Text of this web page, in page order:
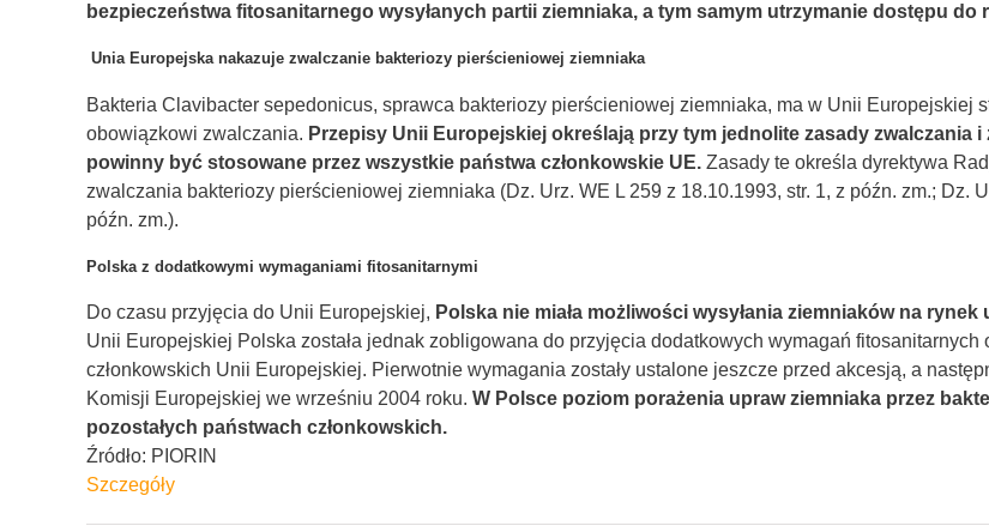
bezpieczeństwa fitosanitarnego wysyłanych partii ziemniaka, a tym samym utrzymanie dostępu do
Unia Europejska nakazuje zwalczanie bakteriozy pierścieniowej ziemniaka
Bakteria Clavibacter sepedonicus, sprawca bakteriozy pierścieniowej ziemniaka, ma w Unii Europejskiej
obowiązkowi zwalczania. Przepisy Unii Europejskiej określają przy tym jednolite zasady zwalczania
powinny być stosowane przez wszystkie państwa członkowskie UE. Zasady te określa dyrektywa
zwalczania bakteriozy pierścieniowej ziemniaka (Dz. Urz. WE L 259 z 18.10.1993, str. 1, z późn. zm.; Dz.
późn. zm.).
Polska z dodatkowymi wymaganiami fitosanitarnymi
Do czasu przyjęcia do Unii Europejskiej, Polska nie miała możliwości wysyłania ziemniaków na rynek
Unii Europejskiej Polska została jednak zobligowana do przyjęcia dodatkowych wymagań
członkowskich Unii Europejskiej. Pierwotnie wymagania zostały ustalone jeszcze przed akcesją, a
Komisji Europejskiej we wrześniu 2004 roku. W Polsce poziom porażenia upraw ziemniaka przez
pozostałych państwach członkowskich.
Źródło: PIORIN
Szczegóły